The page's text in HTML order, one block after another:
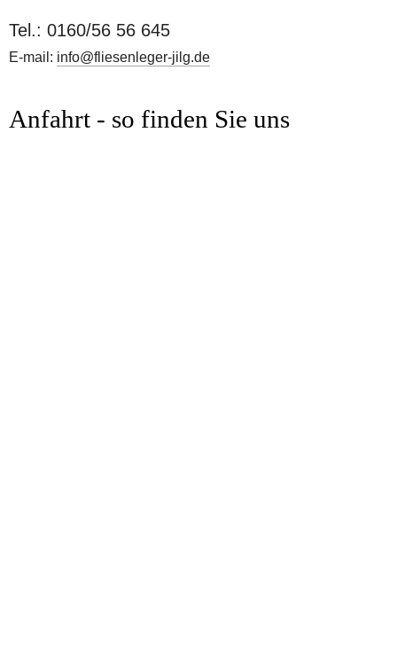
Tel.: 0160/56 56 645
E-mail: info@fliesenleger-jilg.de
Anfahrt - so finden Sie uns